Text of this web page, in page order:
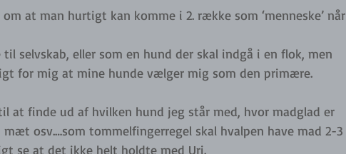
at man hurtigt kan komme i 2. række som ‘menneske’ når
selvskab, eller som en hund der skal indgå i en flok, men
for mig at mine hunde vælger mig som den primære.
at finde ud af hvilken hund jeg står med, hvor madglad er
osv.…som tommelfingerregel skal hvalpen have mad 2-3
se at det ikke helt holdte med Uri.